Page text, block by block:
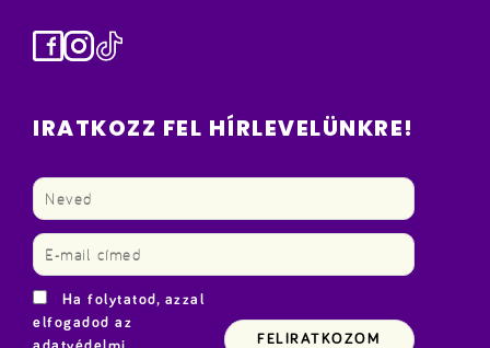
Facebook
Instagram
TikTok
IRATKOZZ FEL HÍRLEVELÜNKRE!
Ha folytatod, azzal
elfogadod az